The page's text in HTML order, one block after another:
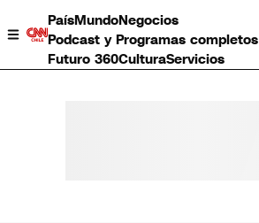
PaísMundoNegocios
Podcast y Programas completos
Futuro 360CulturaServicios